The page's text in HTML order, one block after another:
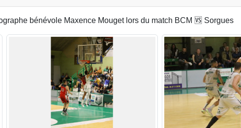
bénévole Maxence Mouget lors du match BCM 🆚 Sorgues